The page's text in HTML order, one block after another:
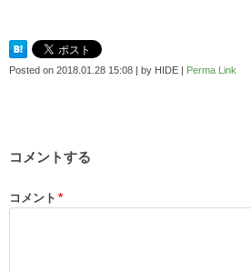
Posted on 2018.01.28 15:08 by HIDE Perma Link
コメントする
コメント *